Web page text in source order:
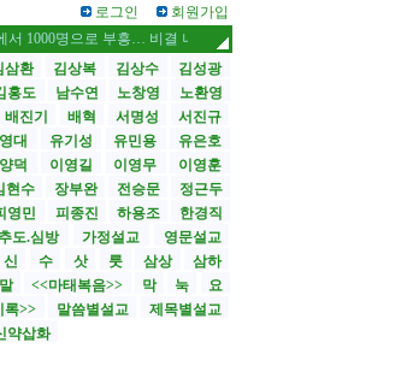
로그인 회원가입
1000명으로 부흥… 비결 나눕니다 /스틸 대사, 부임 첫날 영락교
삼환 김상복 김상수
김성광
홍도 남수연 노창영
노환영
배진기 배혁 서명성
서진규
대 유기성 유민용
유은호
덕 이영길 이영무
이영훈
현수 장부완 전승문
정근두
영민 피종진 하용조
한경직
도.심방 가정설교
영문설교
신 수 삿 룻 삼상
삼하
말 <<마태복음>> 막 눅
요
록>> 말씀별설교
제목별설교
약삽화